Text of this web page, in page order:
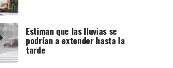
Estiman que las lluvias se
podrían a extender hasta la
tarde